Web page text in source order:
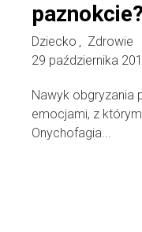
paznokcie?
Dziecko
Zdrowie
29 października
Nawyk obgryzania
emocjami, z
Onychofagia...